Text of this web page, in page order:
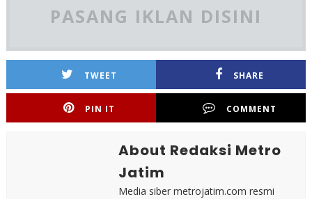
PASANG IKLAN DISINI
TWEET SHARE
PIN IT COMMENT
About Redaksi Metro
Jatim
Media siber metrojatim.com resmi